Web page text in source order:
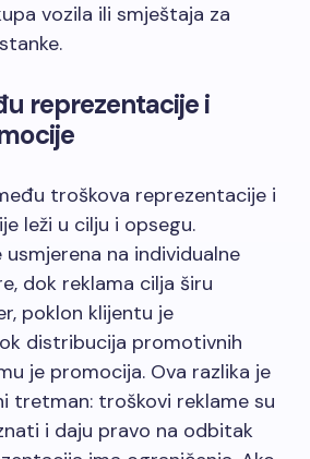
vozila ili smještaja za
reprezentacije i
troškova reprezentacije i
leži u cilju i opsegu.
na individualne
dok reklama cilja širu
poklon klijentu je
distribucija promotivnih
je promocija. Ova razlika je
tretman: troškovi reklame su
i daju pravo na odbitak